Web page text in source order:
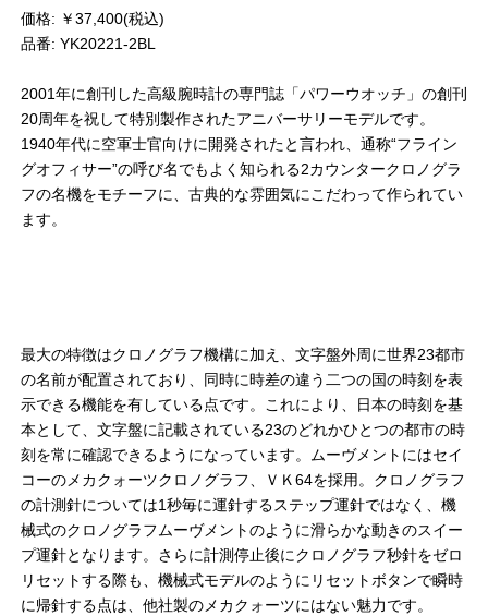
価格: ￥37,400(税込)
品番: YK20221-2BL
2001年に創刊した高級腕時計の専門誌「パワーウオッチ」の創刊
20周年を祝して特別製作されたアニバーサリーモデルです。
1940年代に空軍士官向けに開発されたと言われ、通称“フライン
グオフィサー”の呼び名でもよく知られる2カウンタークロノグラ
フの名機をモチーフに、古典的な雰囲気にこだわって作られてい
ます。
最大の特徴はクロノグラフ機構に加え、文字盤外周に世界23都市
の名前が配置されており、同時に時差の違う二つの国の時刻を表
示できる機能を有している点です。これにより、日本の時刻を基
本として、文字盤に記載されている23のどれかひとつの都市の時
刻を常に確認できるようになっています。ムーヴメントにはセイ
コーのメカクォーツクロノグラフ、ＶＫ64を採用。クロノグラフ
の計測針については1秒毎に運針するステップ運針ではなく、機
械式のクロノグラフムーヴメントのように滑らかな動きのスイー
プ運針となります。さらに計測停止後にクロノグラフ秒針をゼロ
リセットする際も、機械式モデルのようにリセットボタンで瞬時
に帰針する点は、他社製のメカクォーツにはない魅力です。